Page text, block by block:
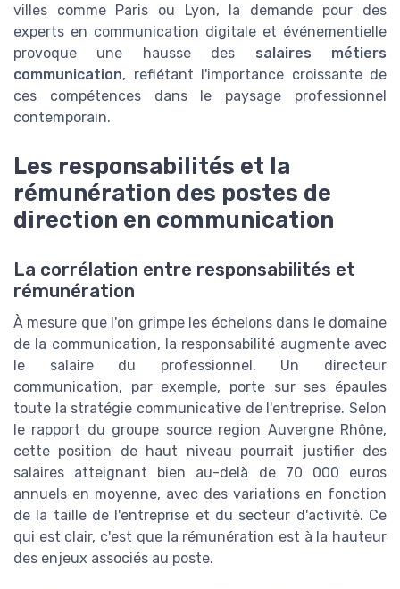
villes comme Paris ou Lyon, la demande pour des
experts en communication digitale et événementielle
provoque une hausse des salaires métiers
communication, reflétant l'importance croissante de
ces compétences dans le paysage professionnel
contemporain.
Les responsabilités et la
rémunération des postes de
direction en communication
La corrélation entre responsabilités et
rémunération
À mesure que l'on grimpe les échelons dans le domaine
de la communication, la responsabilité augmente avec
le salaire du professionnel. Un directeur
communication, par exemple, porte sur ses épaules
toute la stratégie communicative de l'entreprise. Selon
le rapport du groupe source region Auvergne Rhône,
cette position de haut niveau pourrait justifier des
salaires atteignant bien au-delà de 70 000 euros
annuels en moyenne, avec des variations en fonction
de la taille de l'entreprise et du secteur d'activité. Ce
qui est clair, c'est que la rémunération est à la hauteur
des enjeux associés au poste.